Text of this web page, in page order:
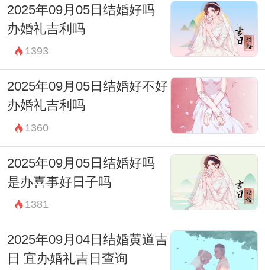
忌：无
03:00-04:59 寅时
财神：正南
宜：无
忌：祭祀 祈福 斋醮 开光 赴任 出行
05:00-06:59 卯时
财神：正南
宜：求嗣 求财 嫁娶 安葬 修造 盖屋 移徙 安
床 入宅 开市 开仓
忌：祭祀 祈福 斋醮 开光 赴任 出行
07:00-08:59 辰时
2025年09月05日结婚好吗
办婚礼吉利吗
1393
2025年09月05日结婚好不好
办婚礼吉利吗
1360
2025年09月05日结婚好吗
是办喜事好日子吗
1381
2025年09月04日结婚黄道吉
日 宜办婚礼吉日查询